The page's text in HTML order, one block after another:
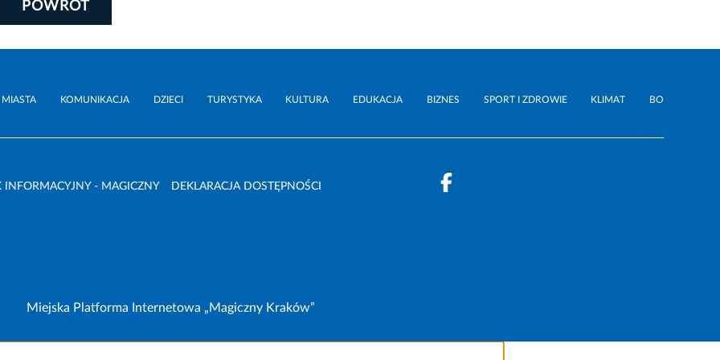
POWRÓT
KOMUNIKACJA DZIECI TURYSTYKA KULTURA EDUKACJA BIZNES SPORT I ZDROWIE KLIMAT BO
INFORMACYJNY - MAGICZNY DEKLARACJA DOSTĘPNOŚCI
Miejska Platforma Internetowa „Magiczny Kraków”